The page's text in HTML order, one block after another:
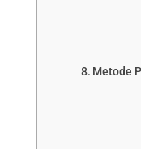
Metode